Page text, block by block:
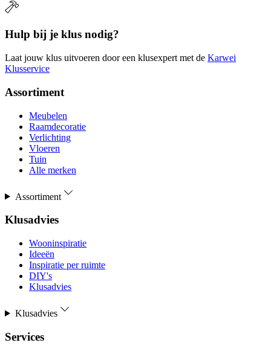
Hulp bij je klus nodig?
Laat jouw klus uitvoeren door een klusexpert met de Karwei
Klusservice
Assortiment
Meubelen
Raamdecoratie
Verlichting
Vloeren
Tuin
Alle merken
Assortiment
Klusadvies
Wooninspiratie
Ideeën
Inspiratie per ruimte
DIY's
Klusadvies
Klusadvies
Services